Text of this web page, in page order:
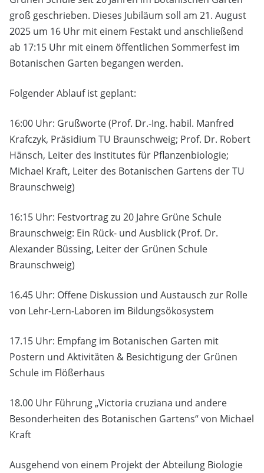
groß geschrieben. Dieses Jubiläum soll am 21. August
2025 um 16 Uhr mit einem Festakt und anschließend
ab 17:15 Uhr mit einem öffentlichen Sommerfest im
Botanischen Garten begangen werden.
Folgender Ablauf ist geplant:
16:00 Uhr: Grußworte (Prof. Dr.-Ing. habil. Manfred
Krafczyk, Präsidium TU Braunschweig; Prof. Dr. Robert
Hänsch, Leiter des Institutes für Pflanzenbiologie;
Michael Kraft, Leiter des Botanischen Gartens der TU
Braunschweig)
16:15 Uhr: Festvortrag zu 20 Jahre Grüne Schule
Braunschweig: Ein Rück- und Ausblick (Prof. Dr.
Alexander Büssing, Leiter der Grünen Schule
Braunschweig)
16.45 Uhr: Offene Diskussion und Austausch zur Rolle
von Lehr-Lern-Laboren im Bildungsökosystem
17.15 Uhr: Empfang im Botanischen Garten mit
Postern und Aktivitäten & Besichtigung der Grünen
Schule im Flößerhaus
18.00 Uhr Führung „Victoria cruziana und andere
Besonderheiten des Botanischen Gartens“ von Michael
Kraft
Ausgehend von einem Projekt der Abteilung Biologie